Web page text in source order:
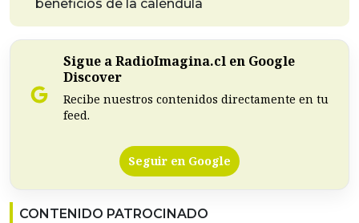
beneficios de la caléndula
Sigue a RadioImagina.cl en Google
Discover
Recibe nuestros contenidos directamente en tu
feed.
Seguir en Google
CONTENIDO PATROCINADO